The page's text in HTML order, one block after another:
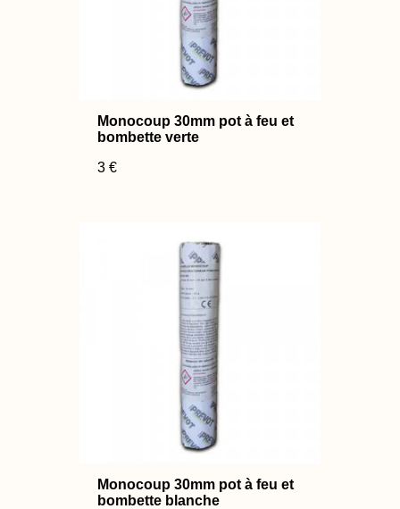
Monocoup 30mm pot à feu et
bombette verte
3 €
Monocoup 30mm pot à feu et
bombette blanche